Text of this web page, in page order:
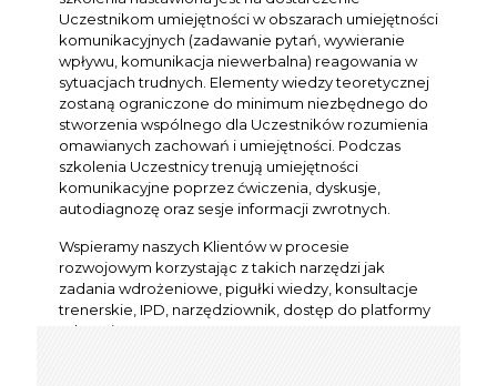
Uczestnikom umiejętności w obszarach umiejętności
komunikacyjnych (zadawanie pytań, wywieranie
wpływu, komunikacja niewerbalna) reagowania w
sytuacjach trudnych. Elementy wiedzy teoretycznej
zostaną ograniczone do minimum niezbędnego do
stworzenia wspólnego dla Uczestników rozumienia
omawianych zachowań i umiejętności. Podczas
szkolenia Uczestnicy trenują umiejętności
komunikacyjne poprzez ćwiczenia, dyskusje,
autodiagnozę oraz sesje informacji zwrotnych.
Wspieramy naszych Klientów w procesie
rozwojowym korzystając z takich narzędzi jak
zadania wdrożeniowe, pigułki wiedzy, konsultacje
trenerskie, IPD, narzędziownik, dostęp do platformy
e-learning Certes, czy one pager.